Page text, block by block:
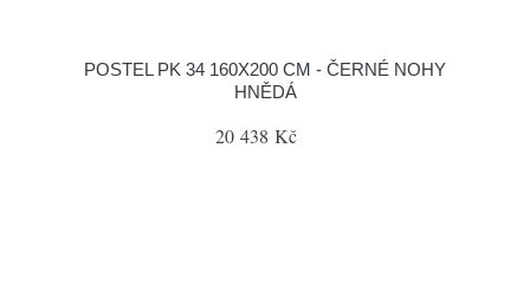
POSTEL PK 34 160X200 CM - ČERNÉ NOHY
HNĚDÁ
20 438 Kč